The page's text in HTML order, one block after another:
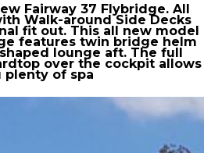
Fairway 37 Flybridge. All
Walk-around Side Decks
fit out. This all new model
features twin bridge helm
lounge aft. The full
over the cockpit allows
plenty of spa